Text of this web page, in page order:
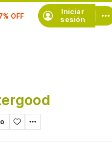
Iniciar
sesión